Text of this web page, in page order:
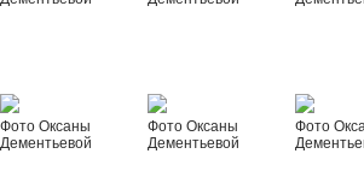
Фото Оксаны
Дементьевой
Фото Оксаны
Дементьевой
Фото